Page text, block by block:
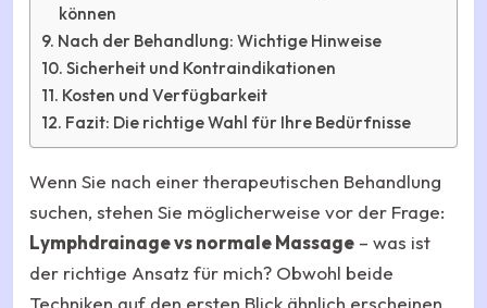
können
Nach der Behandlung: Wichtige Hinweise
Sicherheit und Kontraindikationen
Kosten und Verfügbarkeit
Fazit: Die richtige Wahl für Ihre Bedürfnisse
Wenn Sie nach einer therapeutischen Behandlung
suchen, stehen Sie möglicherweise vor der Frage:
Lymphdrainage vs normale Massage – was ist
der richtige Ansatz für mich? Obwohl beide
Techniken auf den ersten Blick ähnlich erscheinen